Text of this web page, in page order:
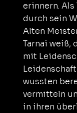
erinnern.
durch sein
Alten
Tarnai weiß,
mit
wussten
vermitteln
in ihren